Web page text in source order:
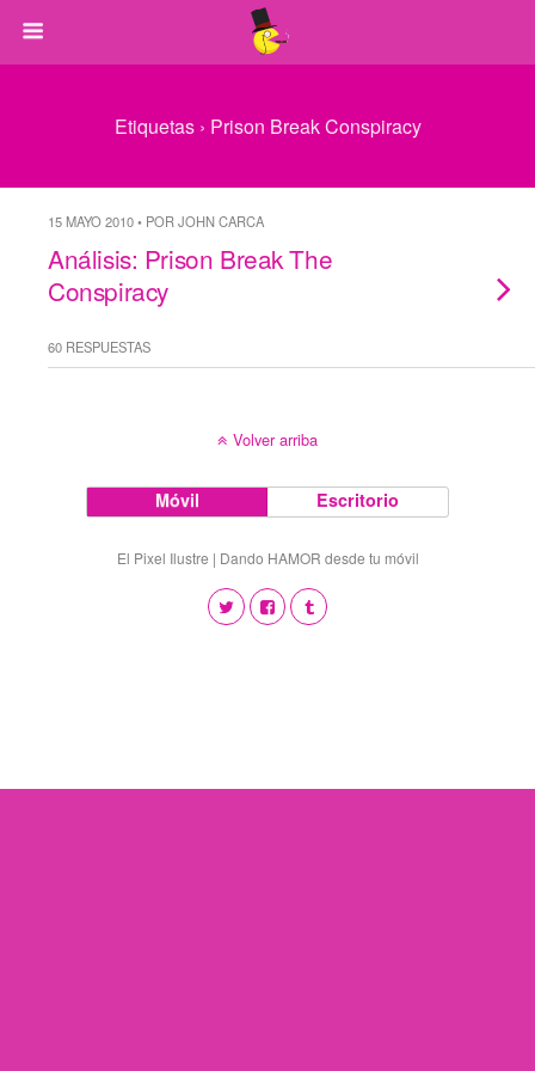
Etiquetas › Prison Break Conspiracy
15 MAYO 2010 • POR JOHN CARCA
Análisis: Prison Break The
Conspiracy
60 RESPUESTAS
Volver arriba
Móvil Escritorio
El Pixel Ilustre | Dando HAMOR desde tu móvil